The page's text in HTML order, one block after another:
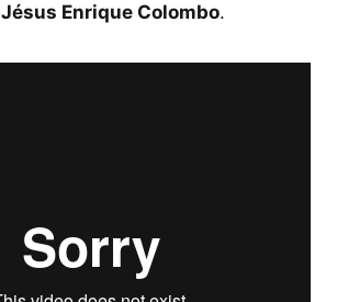
Jésus Enrique Colombo.